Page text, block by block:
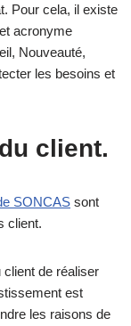
Pour cela, il existe
acronyme
Nouveauté,
les besoins et
client.
SONCAS sont
client.
de réaliser
est
les raisons de